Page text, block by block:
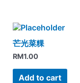
芒光菜粿
RM1.00
Add to cart